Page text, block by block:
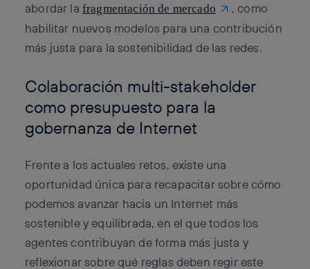
abordar la fragmentación de mercado
, como
habilitar nuevos modelos para una contribución
más justa para la sostenibilidad de las redes.
Colaboración multi-stakeholder
como presupuesto para la
gobernanza de Internet
Frente a los actuales retos, existe una
oportunidad única para recapacitar sobre cómo
podemos avanzar hacia un Internet más
sostenible y equilibrada, en el que todos los
agentes contribuyan de forma más justa y
reflexionar sobre qué reglas deben regir este